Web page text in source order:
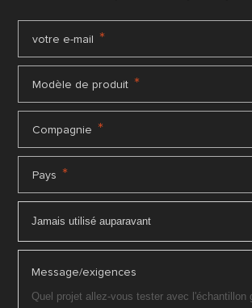
votre e-mail *
Modèle de produit *
Compagnie *
Pays *
Message/exigences